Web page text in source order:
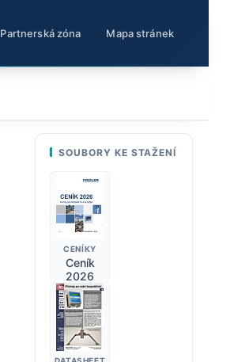
Partnerská zóna Mapa stránek
SOUBORY KE STAŽENÍ
CENÍKY
Ceník
2026